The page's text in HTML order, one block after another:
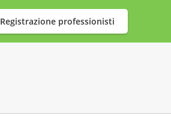
Registrazione professionisti